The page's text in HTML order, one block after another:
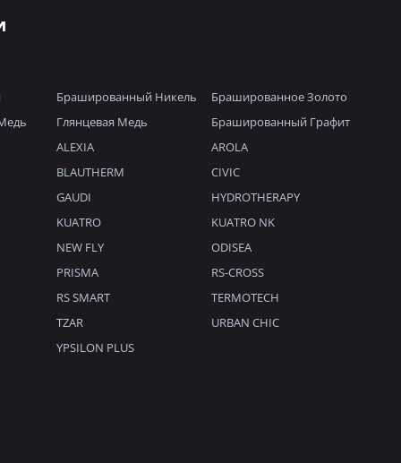
Брашированный Никель
Брашированное Золото
Глянцевая Медь
Брашированный Графит
ALEXIA
AROLA
BLAUTHERM
CIVIC
GAUDI
HYDROTHERAPY
KUATRO
KUATRO NK
NEW FLY
ODISEA
PRISMA
RS-CROSS
RS SMART
TERMOTECH
TZAR
URBAN CHIC
YPSILON PLUS